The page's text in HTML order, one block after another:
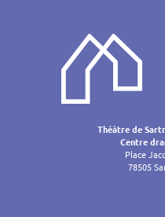
Théâtre de
Centre
Place
78505